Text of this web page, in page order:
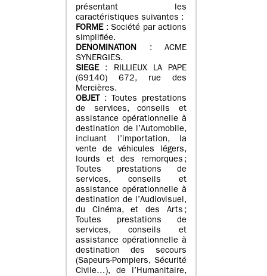
présentant les
caractéristiques suivantes :
FORME: Société par actions
simplifiée.
DENOMINATION : ACME
SYNERGIES.
SIEGE: RILLIEUX LA PAPE
(69140) 672, rue des
Mercières.
OBJET
: Toutes prestations
de services, conseils et
assistance opérationnelle à
destination de l’Automobile,
incluant l’importation, la
vente de véhicules légers,
lourds et des remorques ;
Toutes prestations de
services, conseils et
assistance opérationnelle à
destination de l’Audiovisuel,
du Cinéma, et des Arts ;
Toutes prestations de
services, conseils et
assistance opérationnelle à
destination des secours
(Sapeurs-Pompiers, Sécurité
Civile…), de l’Humanitaire,